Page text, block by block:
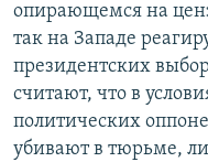
опирающемся на
так на Западе
президентских
считают, что в
политических
убивают в тюрьме,